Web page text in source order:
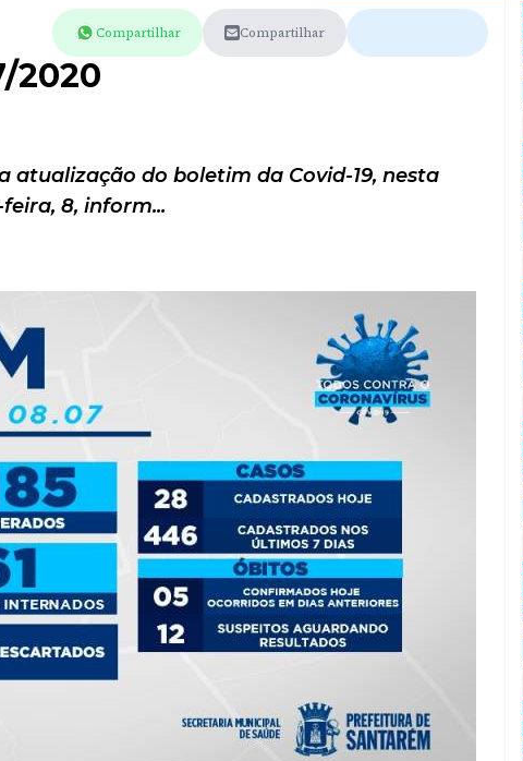
Compartilhar Compartilhar
2020
atualização do boletim da Covid-19, nesta
8, inform...